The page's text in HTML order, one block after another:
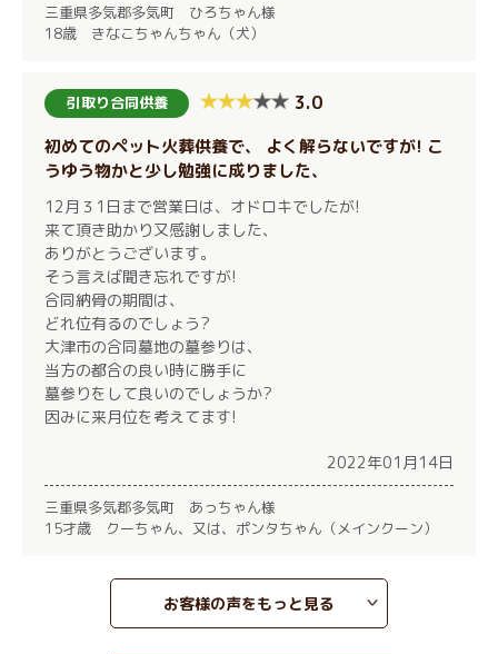
三重県多気郡多気町 ひろちゃん様
18歳 きなこちゃんちゃん（犬）
引取り合同供養 3.0
初めてのペット火葬供養で、 よく解らないですが! こ
うゆう物かと少し勉強に成りました、
12月３1日まで営業日は、オドロキでしたが!
来て頂き助かり又感謝しました、
ありがとうございます。
そう言えば聞き忘れですが!
合同納骨の期間は、
どれ位有るのでしょう?
大津市の合同墓地の墓参りは、
当方の都合の良い時に勝手に
墓参りをして良いのでしょうか?
因みに来月位を考えてます!
2022年01月14日
三重県多気郡多気町 あっちゃん様
15才歳 クーちゃん、又は、ポンタちゃん（メインクーン）
お客様の声をもっと見る